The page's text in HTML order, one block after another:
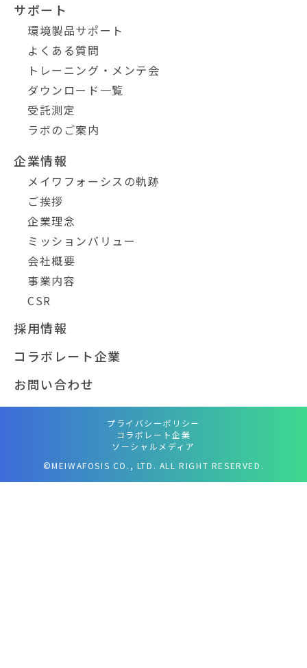
サポート
環境製品サポート
よくある質問
トレーニング・メンテ会
ダウンロード一覧
受託測定
ラボのご案内
企業情報
メイワフォーシスの軌跡
ご挨拶
企業理念
ミッションバリュー
会社概要
事業内容
CSR
採用情報
コラボレート企業
お問い合わせ
プライバシーポリシー
コラボレート企業
ソーシャルメディア
©MEIWAFOSIS CO., LTD. ALL RIGHT RESERVED.